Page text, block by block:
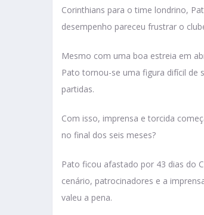
Corinthians para o time londrino,
desempenho pareceu frustrar o
Mesmo com uma boa estreia em
Pato tornou-se uma figura difícil de
partidas.
Com isso, imprensa e torcida
no final dos seis meses?
Pato ficou afastado por 43 dias do
cenário, patrocinadores e a
valeu a pena.